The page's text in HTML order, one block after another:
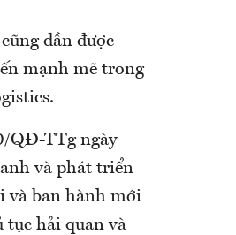
dần được
mạnh mẽ trong
QĐ-TTg ngày
và phát triển
và ban hành mới
tục hải quan và